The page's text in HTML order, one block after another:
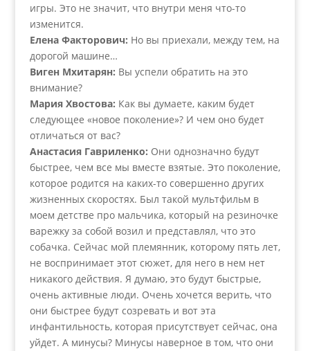
игры. Это не значит, что внутри меня что-то
изменится.
Елена Факторович: Но вы приехали, между тем, на
дорогой машине…
Виген Мхитарян: Вы успели обратить на это
внимание?
Мария Хвостова: Как вы думаете, каким будет
следующее «новое поколение»? И чем оно будет
отличаться от вас?
Анастасия Гавриленко: Они однозначно будут
быстрее, чем все мы вместе взятые. Это поколение,
которое родится на каких-то совершенно других
жизненных скоростях. Был такой мультфильм в
моем детстве про мальчика, который на резиночке
варежку за собой возил и представлял, что это
собачка. Сейчас мой племянник, которому пять лет,
не воспринимает этот сюжет, для него в нем нет
никакого действия. Я думаю, это будут быстрые,
очень активные люди. Очень хочется верить, что
они быстрее будут созревать и вот эта
инфантильность, которая присутствует сейчас, она
уйдет. А минусы? Минусы наверное в том, что они